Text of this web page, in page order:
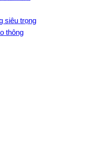
siêu trọng
thông